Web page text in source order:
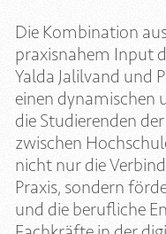
Die Kombination
praxisnahem Input
Yalda Jalilvand und
einen dynamischen
die Studierenden
zwischen
nicht nur die
Praxis, sondern
und die berufliche